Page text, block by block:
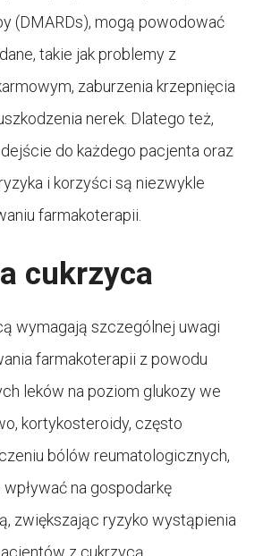
(DMARDs), mogą powodować
takie jak problemy z
zaburzenia krzepnięcia
nerek. Dlatego też,
do każdego pacjenta oraz
i korzyści są niezwykle
farmakoterapii.
cukrzyca
wymagają szczególnej uwagi
farmakoterapii z powodu
leków na poziom glukozy we
kortykosteroidy, często
bólów reumatologicznych,
na gospodarkę
zwiększając ryzyko wystąpienia
z cukrzycą.